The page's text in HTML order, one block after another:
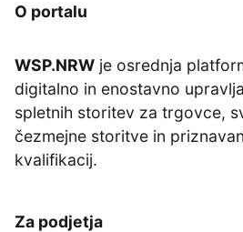
O portalu
WSP.NRW je osrednja
digitalno in enostavno
spletnih storitev za trgovce,
čezmejne storitve in
kvalifikacij.
Za podjetja